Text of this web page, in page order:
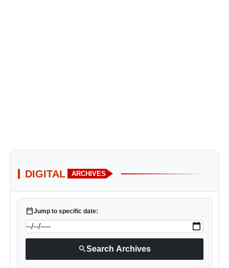
DIGITAL ARCHIVES
calendar_todayJump to specific date:
searchSearch Archives